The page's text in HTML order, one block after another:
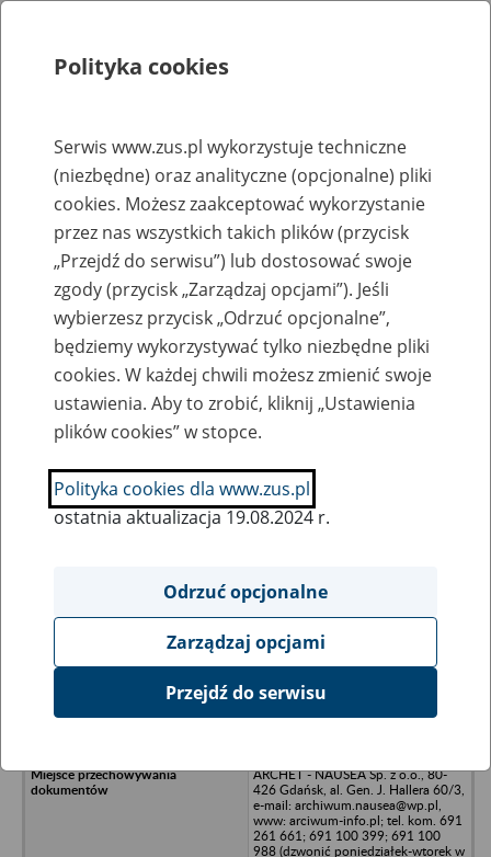
Rejestry, ewidencje i archiwa
Baza zlikwidowanych lub
przekształconych zakładów pracy
Nazwa zakładu pracy:
SZUKAJ
Ukryj wszystkie pozycje bazy
Międzykółkowa Baza Maszynowa w
ARCHET - NAUSEA Sp. z o.o., 80-
426 Gdańsk, al. Gen. J. Hallera 60/3,
e-mail: archiwum.nausea@wp.pl,
www: arciwum-info.pl; tel. kom. 691
261 661; 691 100 399; 691 100
988 (dzwonić poniedziałek-wtorek w
Polityka cookies
Serwis www.zus.pl wykorzystuje techniczne
(niezbędne) oraz analityczne (opcjonalne) pliki
cookies. Możesz zaakceptować wykorzystanie
przez nas wszystkich takich plików (przycisk
„Przejdź do serwisu”) lub dostosować swoje
zgody (przycisk „Zarządzaj opcjami”). Jeśli
wybierzesz przycisk „Odrzuć opcjonalne”,
będziemy wykorzystywać tylko niezbędne pliki
cookies. W każdej chwili możesz zmienić swoje
ustawienia. Aby to zrobić, kliknij „Ustawienia
plików cookies” w stopce.
Polityka cookies dla www.zus.pl
ostatnia aktualizacja 19.08.2024 r.
Odrzuć opcjonalne
Zarządzaj opcjami
Przejdź do serwisu